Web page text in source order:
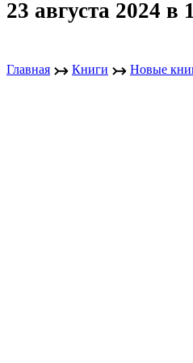
23 августа 2024 в
Главная ↣ Книги ↣ Новые